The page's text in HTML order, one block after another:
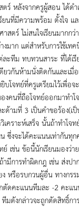
หลังจากครูผู้สอน ได้ดำ
นที่มีความพร้อม ตั้งใจ แ
สตร์ ไม่สนใจเรียนมาก
าก แต่สำหรับการใช้เ
ทีม ทบทวนสาระ ที่ได้เ
วกันห้ามนั่งติดกันและเ
จทย์ที่ครูเตรียมไว้เพื่อ
คนที่ถือโจทย์ออกมาทำ
มที่ 3 เป็นคำขอร้อง(เป็
คราะห์เสร็จ นั้นถ้าทำ
งจะได้คะแนนเท่ากันทุ
เช่น ข้อนี้นักเรียนมอง
การทำผิดกฎ เช่น ส่งปา
รือรบกวนผู้อื่น ทางกรร
ดคะแนนทีมละ -2 คะแน
มดังกล่าวจะถูกตัดสิทธิ์ก